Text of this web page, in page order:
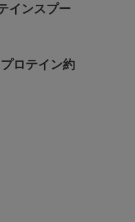
インスプー
ロテイン約